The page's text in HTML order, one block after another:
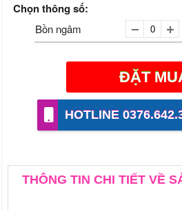
Chọn thông số:
Bồn ngâm
- +
ĐẶT
HOTLINE
THÔNG TIN CHI TIẾT VỀ